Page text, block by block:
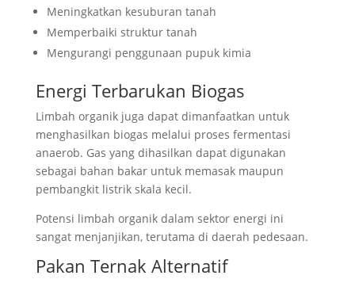
Meningkatkan kesuburan tanah
Memperbaiki struktur tanah
Mengurangi penggunaan pupuk kimia
Energi Terbarukan Biogas
Limbah organik juga dapat dimanfaatkan untuk
menghasilkan biogas melalui proses fermentasi
anaerob. Gas yang dihasilkan dapat digunakan
sebagai bahan bakar untuk memasak maupun
pembangkit listrik skala kecil.
Potensi limbah organik dalam sektor energi ini
sangat menjanjikan, terutama di daerah pedesaan.
Pakan Ternak Alternatif